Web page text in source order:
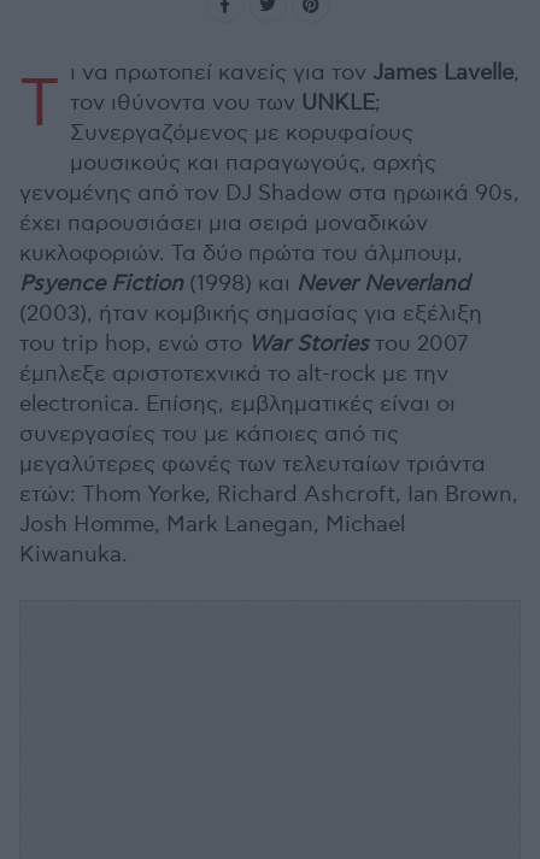
Τ ι να πρωτοπεί κανείς για τον James Lavelle,
τον ιθύνοντα νου των UNKLE;
Συνεργαζόμενος με κορυφαίους
μουσικούς και παραγωγούς, αρχής
γενομένης από τον DJ Shadow στα ηρωικά 90s,
έχει παρουσιάσει μια σειρά μοναδικών
κυκλοφοριών. Τα δύο πρώτα του άλμπουμ,
Psyence Fiction(1998) και Never Neverland
(2003), ήταν κομβικής σημασίας για εξέλιξη
του trip hop, ενώ στο War Storiesτου 2007
έμπλεξε αριστοτεχνικά το alt-rock με την
electronica. Επίσης, εμβληματικές είναι οι
συνεργασίες του με κάποιες από τις
μεγαλύτερες φωνές των τελευταίων τριάντα
ετών: Thom Yorke, Richard Ashcroft, Ian Brown,
Josh Homme, Mark Lanegan, Michael
Kiwanuka.